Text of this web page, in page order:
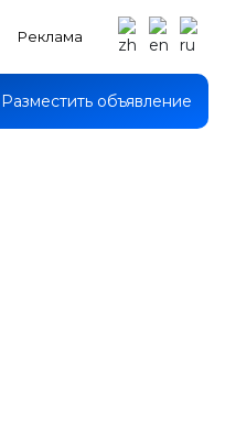
Реклама
Разместить объявление